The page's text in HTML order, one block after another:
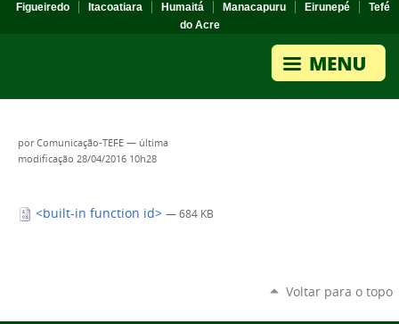
Figueiredo
Itacoatiara Humaitá Manacapuru Eirunepé
Tefé
do Acre
porComunicação-TEFE — última
modificação 28/04/2016 10h28
<built-in function id> — 684 KB
Voltar para o topo